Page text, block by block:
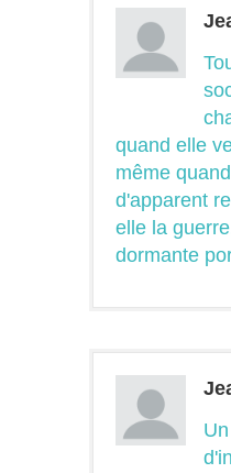
quand elle
même
d'apparent
elle la
dormante